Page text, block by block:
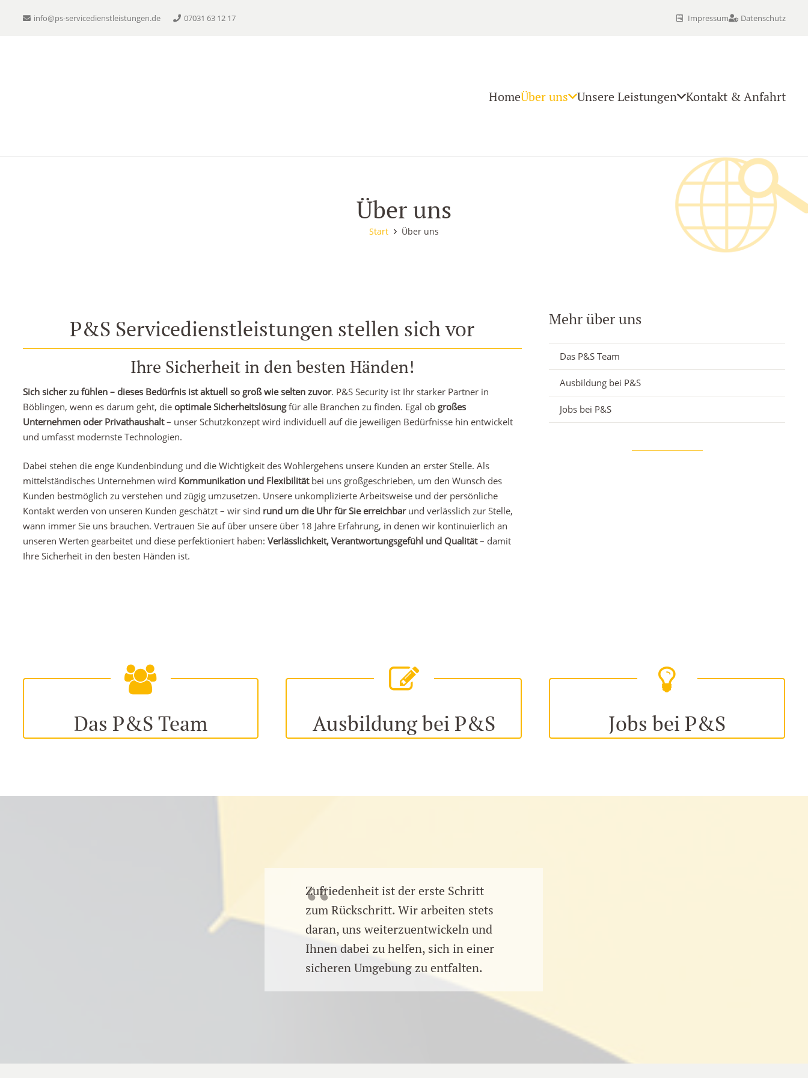
info@ps-servicedienstleistungen.de 07031 63 12 17 Impressum Datenschutz
HomeÜber uns Unsere Leistungen Kontakt & Anfahrt
Über uns
Start Über uns
P&S Servicedienstleistungen stellen sich vor
Ihre Sicherheit in den besten Händen!
Sich sicher zu fühlen – dieses Bedürfnis ist aktuell so groß wie selten zuvor. P&S Security ist Ihr starker Partner in
Böblingen, wenn es darum geht, die optimale Sicherheitslösungfür alle Branchen zu finden. Egal ob großes
Unternehmen oder Privathaushalt– unser Schutzkonzept wird individuell auf die jeweiligen Bedürfnisse hin entwickelt
und umfasst modernste Technologien.
Dabei stehen die enge Kundenbindung und die Wichtigkeit des Wohlergehens unsere Kunden an erster Stelle. Als
mittelständisches Unternehmen wird Kommunikation und Flexibilitätbei uns großgeschrieben, um den Wunsch des
Kunden bestmöglich zu verstehen und zügig umzusetzen. Unsere unkomplizierte Arbeitsweise und der persönliche
Kontakt werden von unseren Kunden geschätzt – wir sind rund um die Uhr für Sie erreichbarund verlässlich zur Stelle,
wann immer Sie uns brauchen. Vertrauen Sie auf über unsere über 18 Jahre Erfahrung, in denen wir kontinuierlich an
unseren Werten gearbeitet und diese perfektioniert haben: Verlässlichkeit, Verantwortungsgefühl und Qualität– damit
Ihre Sicherheit in den besten Händen ist.
Mehr über uns
Das P&S Team
Ausbildung bei P&S
Jobs bei P&S
Das P&S Team Ausbildung bei P&S Jobs bei P&S
Zufriedenheit ist der erste Schritt
zum Rückschritt. Wir arbeiten stets
daran, uns weiterzuentwickeln und
Ihnen dabei zu helfen, sich in einer
sicheren Umgebung zu entfalten.